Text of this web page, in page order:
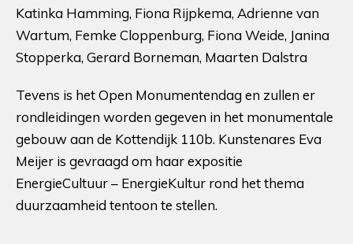
Katinka Hamming, Fiona Rijpkema, Adrienne van
Wartum, Femke Cloppenburg, Fiona Weide, Janina
Stopperka, Gerard Borneman, Maarten Dalstra
Tevens is het Open Monumentendag en zullen er
rondleidingen worden gegeven in het monumentale
gebouw aan de Kottendijk 110b. Kunstenares Eva
Meijer is gevraagd om haar expositie
EnergieCultuur – EnergieKultur rond het thema
duurzaamheid tentoon te stellen.